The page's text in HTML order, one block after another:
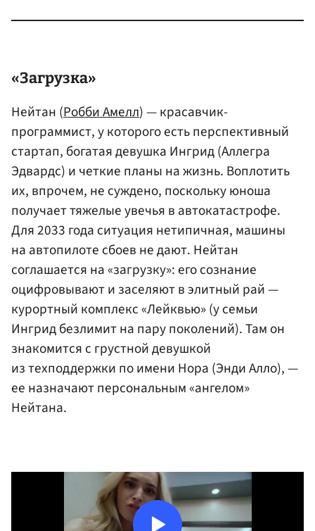
«Загрузка»
Нейтан (Робби Амелл) — красавчик-
программист, у которого есть перспективный
стартап, богатая девушка Ингрид (Аллегра
Эдвардс) и четкие планы на жизнь. Воплотить
их, впрочем, не суждено, поскольку юноша
получает тяжелые увечья в автокатастрофе.
Для 2033 года ситуация нетипичная, машины
на автопилоте сбоев не дают. Нейтан
соглашается на «загрузку»: его сознание
оцифровывают и заселяют в элитный рай —
курортный комплекс «Лейквью» (у семьи
Ингрид безлимит на пару поколений). Там он
знакомится с грустной девушкой
из техподдержки по имени Нора (Энди Алло), —
ее назначают персональным «ангелом»
Нейтана.